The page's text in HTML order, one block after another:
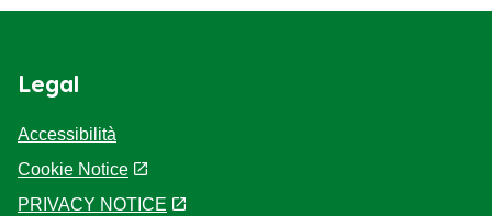
Legal
Accessibilità
Cookie Notice
PRIVACY NOTICE